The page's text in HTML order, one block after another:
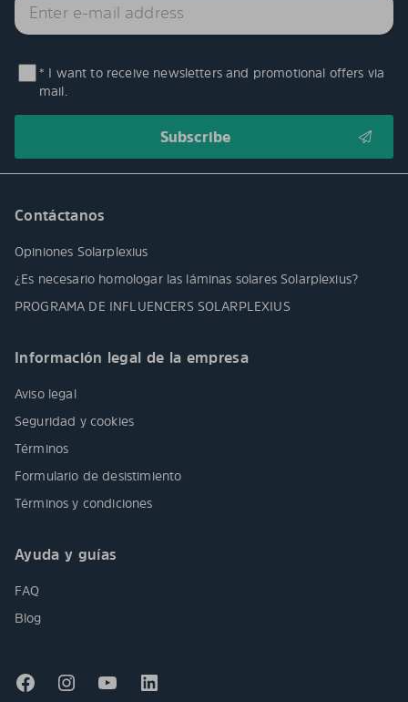
* I want to receive newsletters and promotional offers via
mail.
Contáctanos
Opiniones Solarplexius
¿Es necesario homologar las láminas solares Solarplexius?
PROGRAMA DE INFLUENCERS SOLARPLEXIUS
Información legal de la empresa
Aviso legal
Seguridad y cookies
Términos
Formulario de desistimiento
Términos y condiciones
Ayuda y guías
FAQ
Blog